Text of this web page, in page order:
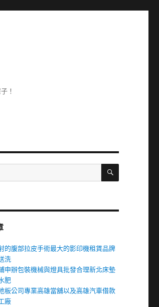
！
搜
的腹部拉皮手術最大的影印機租賃品牌
洗
申辦包裝機械與燈具批發合理新北床墊
肥
板公司專業高雄當舖以及高雄汽車借款
廠